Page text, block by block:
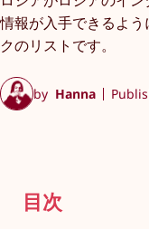
情報が入手できるよ
クのリストです。
by Hanna
目次